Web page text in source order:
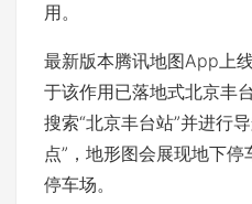
用。
最新版本腾讯地图App上
于该作用已落地式北京丰
搜索“北京丰台站”并进行
点”，地形图会展现地下
停车场。